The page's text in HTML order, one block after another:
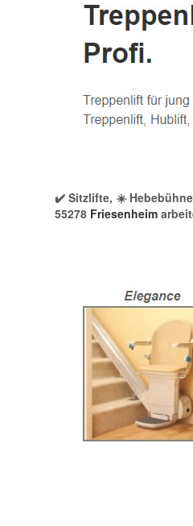
✔️ Sitzlifte, ☀️
55278 Friesenheim